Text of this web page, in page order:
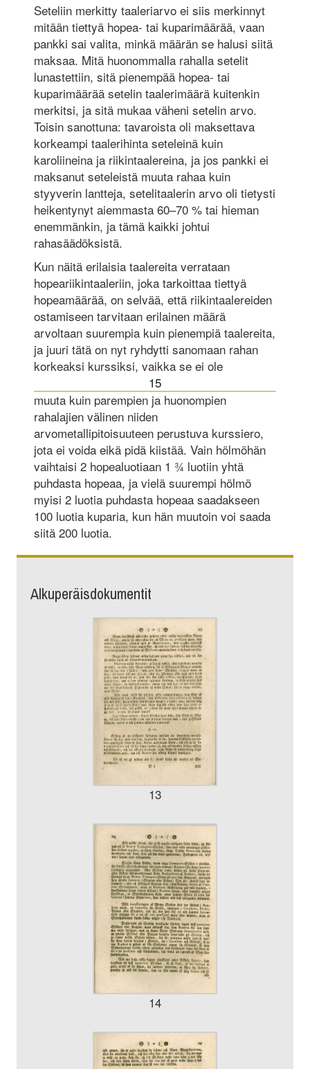
Seteliin merkitty taaleriarvo ei siis merkinnyt
mitään tiettyä hopea- tai kuparimäärää, vaan
pankki sai valita, minkä määrän se halusi siitä
maksaa. Mitä huonommalla rahalla setelit
lunastettiin, sitä pienempää hopea- tai
kuparimäärää setelin taalerimäärä kuitenkin
merkitsi, ja sitä mukaa väheni setelin arvo.
Toisin sanottuna: tavaroista oli maksettava
korkeampi taalerihinta seteleinä kuin
karoliineina ja riikintaalereina, ja jos pankki ei
maksanut seteleistä muuta rahaa kuin
styyverin lantteja, setelitaalerin arvo oli tietysti
heikentynyt aiemmasta 60–70 % tai hieman
enemmänkin, ja tämä kaikki johtui
rahasäädöksistä.
Kun näitä erilaisia taalereita verrataan
hopeariikintaaleriin, joka tarkoittaa tiettyä
hopeamäärää, on selvää, että riikintaalereiden
ostamiseen tarvitaan erilainen määrä
arvoltaan suurempia kuin pienempiä taalereita,
ja juuri tätä on nyt ryhdytti sanomaan rahan
korkeaksi kurssiksi, vaikka se ei ole
15
muuta kuin parempien ja huonompien
rahalajien välinen niiden
arvometallipitoisuuteen perustuva kurssiero,
jota ei voida eikä pidä kiistää. Vain hölmöhän
vaihtaisi 2 hopealuotiaan 1 ¾ luotiin yhtä
puhdasta hopeaa, ja vielä suurempi hölmö
myisi 2 luotia puhdasta hopeaa saadakseen
100 luotia kuparia, kun hän muutoin voi saada
siitä 200 luotia.
Alkuperäisdokumentit
13
14